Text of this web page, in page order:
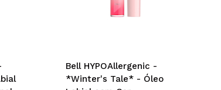
Bell HYPOAllergenic -
*Winter's Tale* - Óleo